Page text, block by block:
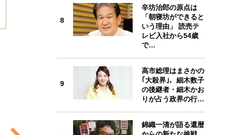
8
辛坊治郎の原点は
「朝寝坊ができると
いう理由」 読売テ
レビ入社から54歳
で…
9
高市総理はまさかの
｢大殺界｣、細木数子
の後継者・細木かお
りが占う政界の行…
錦織一清が語る還暦